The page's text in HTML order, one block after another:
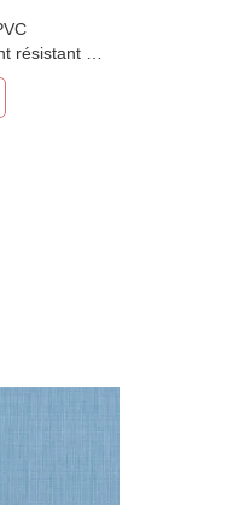
résistant au